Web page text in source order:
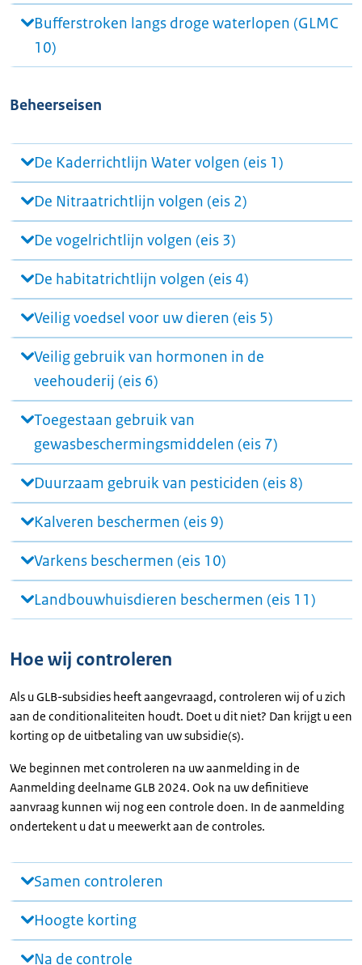
Bufferstroken langs droge waterlopen (GLMC
10)
Beheerseisen
De Kaderrichtlijn Water volgen (eis 1)
De Nitraatrichtlijn volgen (eis 2)
De vogelrichtlijn volgen (eis 3)
De habitatrichtlijn volgen (eis 4)
Veilig voedsel voor uw dieren (eis 5)
Veilig gebruik van hormonen in de
veehouderij (eis 6)
Toegestaan gebruik van
gewasbeschermingsmiddelen (eis 7)
Duurzaam gebruik van pesticiden (eis 8)
Kalveren beschermen (eis 9)
Varkens beschermen (eis 10)
Landbouwhuisdieren beschermen (eis 11)
Hoe wij controleren
Als u GLB-subsidies heeft aangevraagd, controleren wij of u zich
aan de conditionaliteiten houdt. Doet u dit niet? Dan krijgt u een
korting op de uitbetaling van uw subsidie(s).
We beginnen met controleren na uw aanmelding in de
Aanmelding deelname GLB 2024. Ook na uw definitieve
aanvraag kunnen wij nog een controle doen. In de aanmelding
ondertekent u dat u meewerkt aan de controles.
Samen controleren
Hoogte korting
Na de controle